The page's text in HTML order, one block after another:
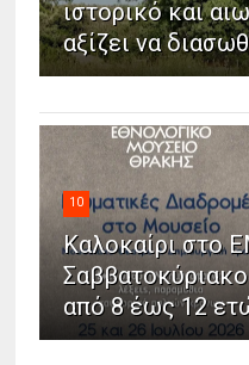
ιστορικό και
αξίζει να
10
Καλοκαίρι στο
από 8 έως 12